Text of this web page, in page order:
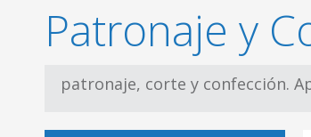
Patronaje y
patronaje, corte y confección.